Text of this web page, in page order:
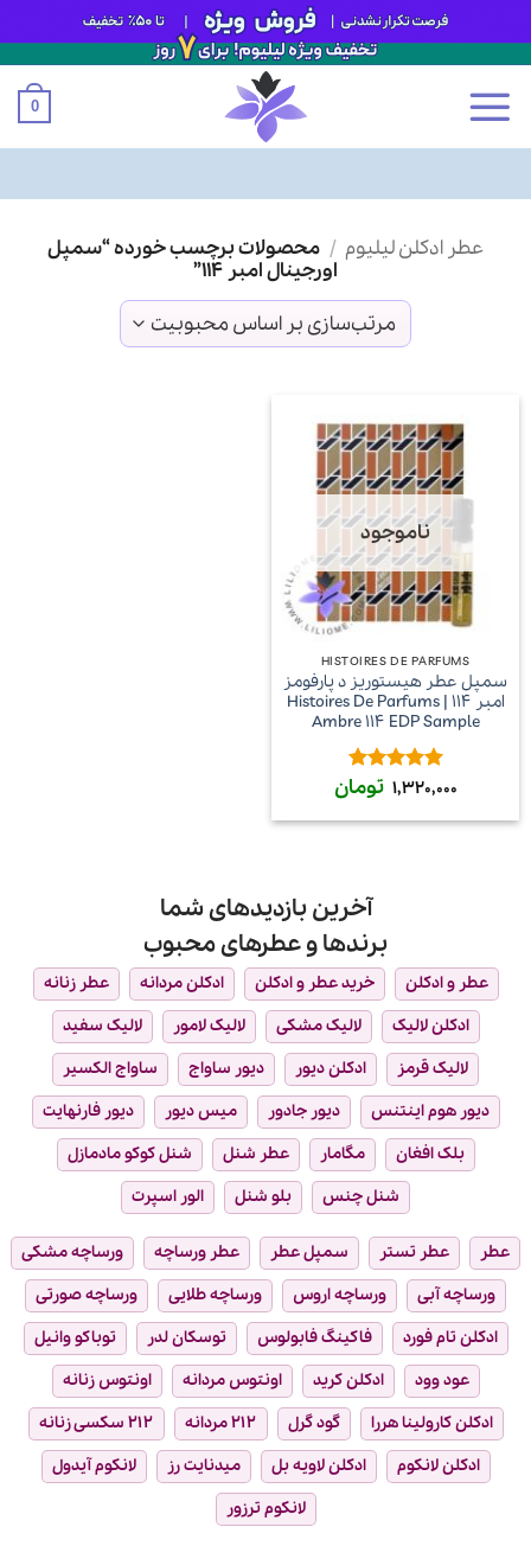
0
عطر ادکلن لیلیوم / محصولات برچسب خورده “سمپل
اورجینال امبر 114”
ناموجود
HISTOIRES DE PARFUMS
سمپل عطر هیستوریز د پارفومز
امبر 114 | Histoires De Parfums
Ambre 114 EDP Sample
امتیاز 5از 1,320,000 تومان
آخرین بازدیدهای شما
برندها و عطرهای محبوب
عطر و ادکلن خرید عطر و ادکلن ادکلن مردانه
عطر زنانه
ادکلن لالیک
لالیک مشکی لالیک لامور
لالیک سفید
لالیک قرمز
ادکلن دیور دیور ساواج
ساواج الکسیر
دیور هوم اینتنس
دیور جادور میس دیور
دیور فارنهایت
بلک افغان
مگامار عطر شنل
شنل کوکو مادمازل
شنل چنس
بلو شنل الور اسپرت
عطر عطر تستر سمپل عطر عطر ورساچه
ورساچه مشکی
ورساچه آبی
ورساچه اروس ورساچه طلایی
ورساچه صورتی
ادکلن تام فورد
فاکینگ فابولوس توسکان لدر
توباکو وانیل
عود وود
ادکلن کرید اونتوس مردانه
اونتوس زنانه
ادکلن کارولینا هررا
گود گرل ۲۱۲ مردانه
۲۱۲ سکسی زنانه
ادکلن لانکوم
ادکلن لاویه بل میدنایت رز
لانکوم آیدول
لانکوم ترزور